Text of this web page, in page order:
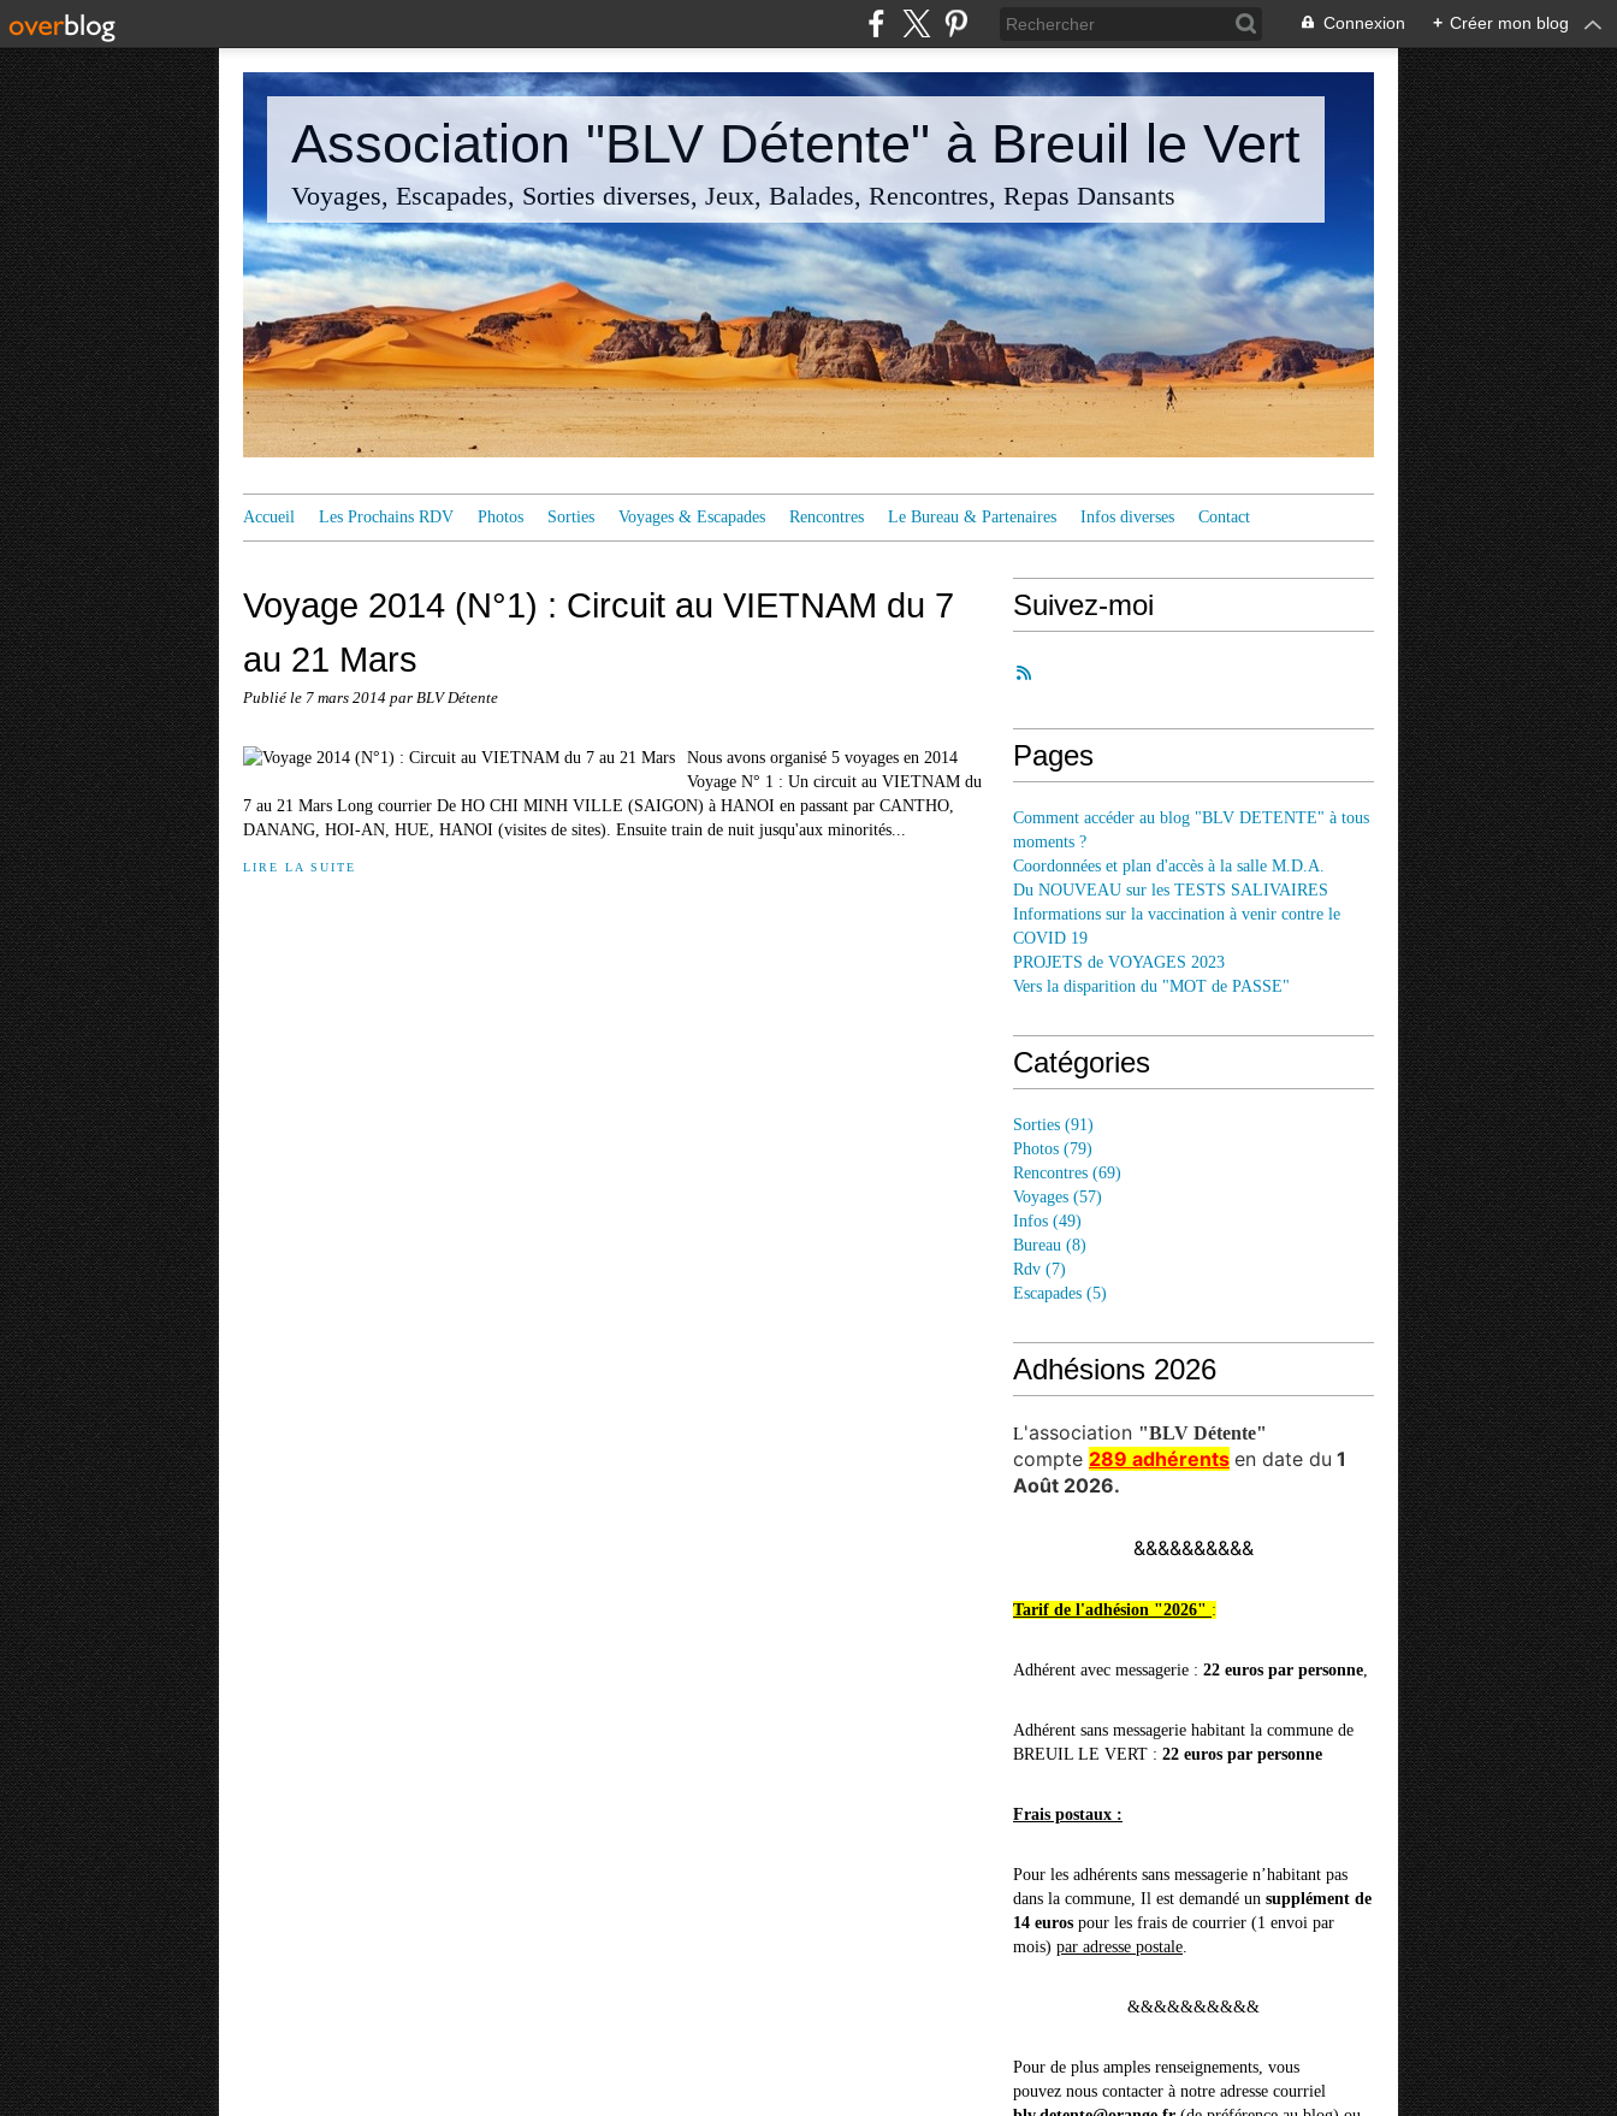
Connexion + Créer mon blog
Association "BLV Détente" à Breuil le Vert
Voyages, Escapades, Sorties diverses, Jeux, Balades, Rencontres, Repas Dansants
Accueil Les Prochains RDV Photos Sorties Voyages & Escapades Rencontres Le Bureau & Partenaires Infos diverses Contact
Voyage 2014 (N°1) : Circuit au VIETNAM du 7
au 21 Mars
Publié le 7 mars 2014 par BLV Détente
Nous avons organisé 5 voyages en 2014
Voyage N° 1 : Un circuit au VIETNAM du
7 au 21 Mars Long courrier De HO CHI MINH VILLE (SAIGON) à HANOI en passant par CANTHO,
DANANG, HOI-AN, HUE, HANOI (visites de sites). Ensuite train de nuit jusqu'aux minorités...
LIRE LA SUITE
Suivez-moi
Pages
Comment accéder au blog "BLV DETENTE" à tous
moments ?
Coordonnées et plan d'accès à la salle M.D.A.
Du NOUVEAU sur les TESTS SALIVAIRES
Informations sur la vaccination à venir contre le
COVID 19
PROJETS de VOYAGES 2023
Vers la disparition du "MOT de PASSE"
Catégories
Sorties (91)
Photos (79)
Rencontres (69)
Voyages (57)
Infos (49)
Bureau (8)
Rdv (7)
Escapades (5)
Adhésions 2026
L'association "BLV Détente"
compte 289 adhérents en date du 1
Août 2026.
&&&&&&&&&&
Tarif de l'adhésion "2026" :
Adhérent avec messagerie : 22 euros par personne,
Adhérent sans messagerie habitant la commune de
BREUIL LE VERT : 22 euros par personne
Frais postaux :
Pour les adhérents sans messagerie n’habitant pas
dans la commune, Il est demandé un supplément de
14 euros pour les frais de courrier (1 envoi par
mois) par adresse postale.
&&&&&&&&&&
Pour de plus amples renseignements, vous
pouvez nous contacter à notre adresse courriel